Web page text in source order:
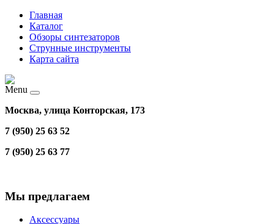
Главная
Каталог
Обзоры синтезаторов
Струнные инструменты
Карта сайта
Menu
Москва, улица Конторская, 173
7 (950) 25 63 52
7 (950) 25 63 77
Мы предлагаем
Аксессуары